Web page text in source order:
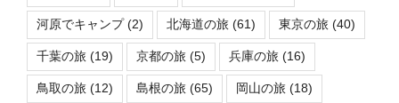
河原でキャンプ(2) 北海道の旅 (61) 東京の旅 (40)
千葉の旅 (19) 京都の旅 (5) 兵庫の旅 (16)
鳥取の旅 (12) 島根の旅 (65) 岡山の旅 (18)